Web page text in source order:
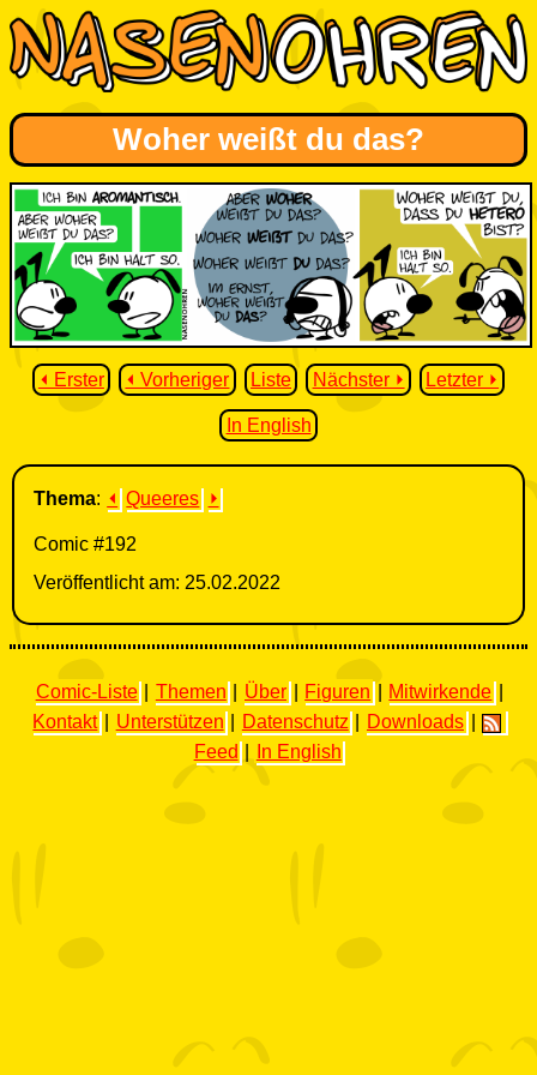
Woher weißt du das?
⏴ Erster ⏴ Vorheriger Liste Nächster ⏵ Letzter ⏵
In English
Thema: ⏴ Queeres ⏵
Comic #192
Veröffentlicht am: 25.02.2022
Comic-Liste Themen Über Figuren Mitwirkende
Kontakt
Unterstützen Datenschutz Downloads
Feed
In English